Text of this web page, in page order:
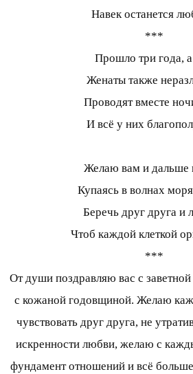
Навек останется
***
Прошло три года,
Женаты также
Проводят вместе
И всё у них
Желаю вам и дальше
Купаясь в волнах
Беречь друг друга и
Чтоб каждой клеткой
***
От души поздравляю вас с
с кожаной годовщиной. Желаю
чувствовать друг друга, не
искренности любви, желаю с
фундамент отношений и всё